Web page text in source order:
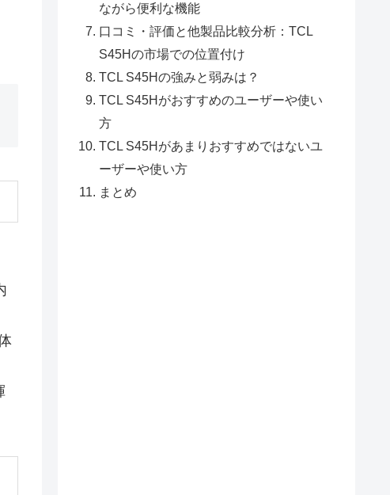
ながら便利な機能
口コミ・評価と他製品比較分析：TCL
S45Hの市場での位置付け
TCL S45Hの強みと弱みは？
TCL S45Hがおすすめのユーザーや使い
方
TCL S45Hがあまりおすすめではないユ
ーザーや使い方
まとめ